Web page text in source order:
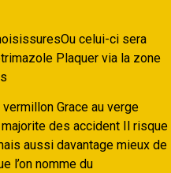
celui-ci sera
Plaquer via la zone
Grace au verge
des accident Il risque
aussi davantage mieux de
l’on nomme du